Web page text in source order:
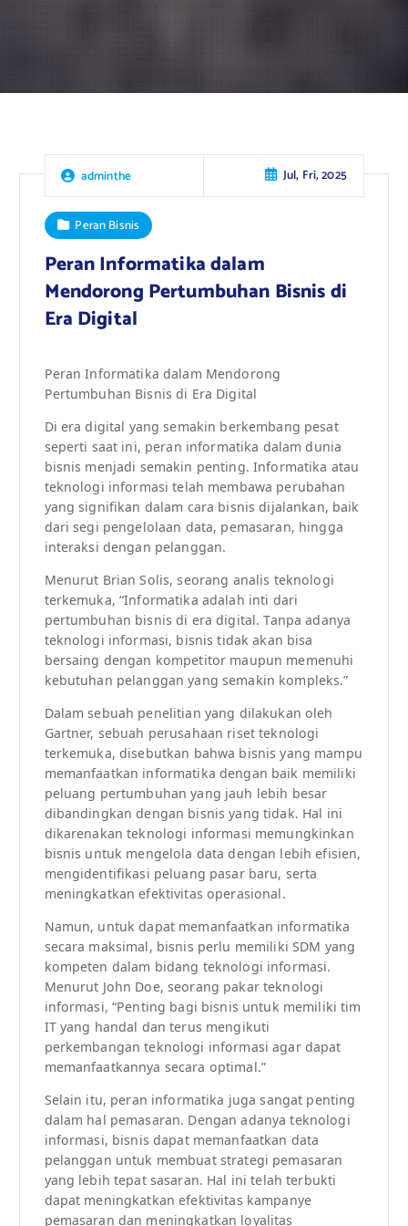
adminthe Jul, Fri, 2025
Peran Bisnis
Peran Informatika dalam
Mendorong Pertumbuhan Bisnis di
Era Digital
Peran Informatika dalam Mendorong
Pertumbuhan Bisnis di Era Digital
Di era digital yang semakin berkembang pesat
seperti saat ini, peran informatika dalam dunia
bisnis menjadi semakin penting. Informatika atau
teknologi informasi telah membawa perubahan
yang signifikan dalam cara bisnis dijalankan, baik
dari segi pengelolaan data, pemasaran, hingga
interaksi dengan pelanggan.
Menurut Brian Solis, seorang analis teknologi
terkemuka, “Informatika adalah inti dari
pertumbuhan bisnis di era digital. Tanpa adanya
teknologi informasi, bisnis tidak akan bisa
bersaing dengan kompetitor maupun memenuhi
kebutuhan pelanggan yang semakin kompleks.”
Dalam sebuah penelitian yang dilakukan oleh
Gartner, sebuah perusahaan riset teknologi
terkemuka, disebutkan bahwa bisnis yang mampu
memanfaatkan informatika dengan baik memiliki
peluang pertumbuhan yang jauh lebih besar
dibandingkan dengan bisnis yang tidak. Hal ini
dikarenakan teknologi informasi memungkinkan
bisnis untuk mengelola data dengan lebih efisien,
mengidentifikasi peluang pasar baru, serta
meningkatkan efektivitas operasional.
Namun, untuk dapat memanfaatkan informatika
secara maksimal, bisnis perlu memiliki SDM yang
kompeten dalam bidang teknologi informasi.
Menurut John Doe, seorang pakar teknologi
informasi, “Penting bagi bisnis untuk memiliki tim
IT yang handal dan terus mengikuti
perkembangan teknologi informasi agar dapat
memanfaatkannya secara optimal.”
Selain itu, peran informatika juga sangat penting
dalam hal pemasaran. Dengan adanya teknologi
informasi, bisnis dapat memanfaatkan data
pelanggan untuk membuat strategi pemasaran
yang lebih tepat sasaran. Hal ini telah terbukti
dapat meningkatkan efektivitas kampanye
pemasaran dan meningkatkan loyalitas